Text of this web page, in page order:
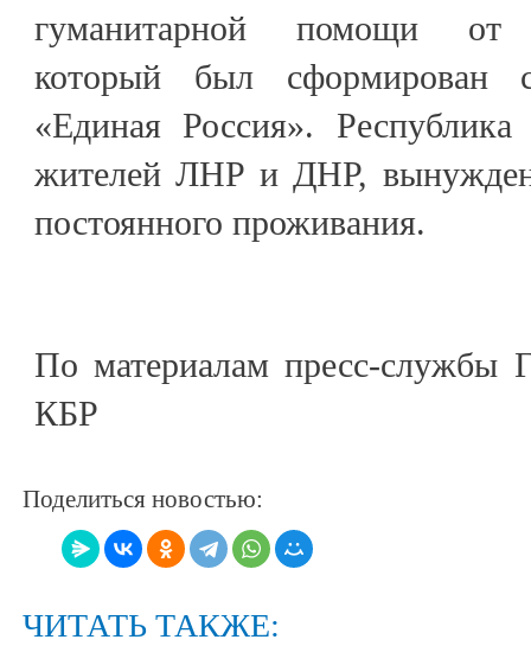
гуманитарной помощи от
который был сформирован
«Единая Россия».
жителей ЛНР и ДНР,
постоянного проживания.
По материалам пресс-службы
КБР
Поделиться новостью:
ЧИТАТЬ ТАКЖЕ: